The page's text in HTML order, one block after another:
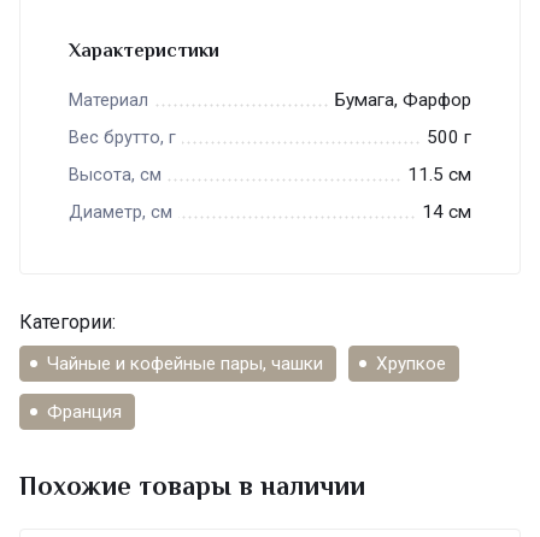
Характеристики
Материал Бумага, Фарфор
Вес брутто, г 500 г
Высота, см 11.5 см
Диаметр, см 14 см
Категории:
Чайные и кофейные пары, чашки Хрупкое
Франция
Похожие товары в наличии